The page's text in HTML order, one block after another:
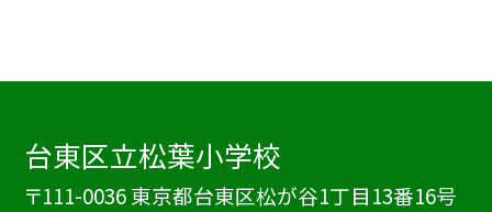
台東区立松葉小学校
〒111-0036 東京都台東区松が谷1丁目13番16号